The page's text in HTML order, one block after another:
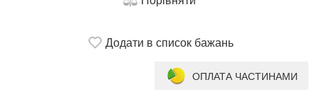
Додати в список бажань
ОПЛАТА ЧАСТИНАМИ